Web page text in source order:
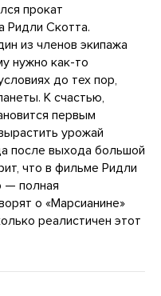
прокат
Ридли Скотта.
из членов экипажа
нужно как-то
до тех пор,
К счастью,
первым
урожай
после выхода большой
что в фильме Ридли
— полная
о «Марсианине»
реалистичен этот